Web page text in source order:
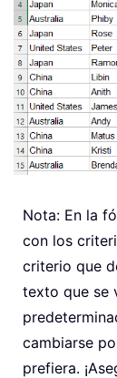
Nota: En la
con los
criterio que
texto que se
cambiarse
prefiera.